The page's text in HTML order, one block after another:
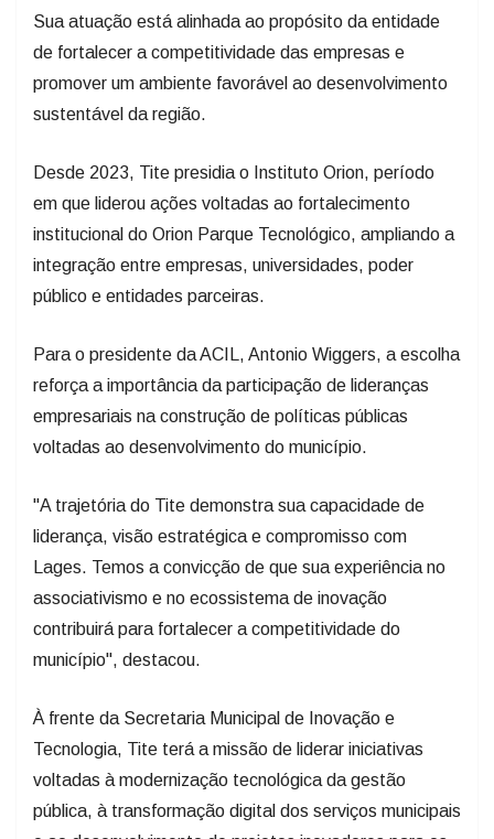
de fortalecer a competitividade das empresas e
promover um ambiente favorável ao desenvolvimento
sustentável da região.
em que liderou ações voltadas ao fortalecimento
institucional do Orion Parque Tecnológico, ampliando a
integração entre empresas, universidades, poder
público e entidades parceiras.
reforça a importância da participação de lideranças
empresariais na construção de políticas públicas
voltadas ao desenvolvimento do município.
liderança, visão estratégica e compromisso com
Lages. Temos a convicção de que sua experiência no
associativismo e no ecossistema de inovação
contribuirá para fortalecer a competitividade do
município", destacou.
Tecnologia, Tite terá a missão de liderar iniciativas
voltadas à modernização tecnológica da gestão
pública, à transformação digital dos serviços municipais
e ao desenvolvimento de projetos inovadores para os
desafios da cidade.